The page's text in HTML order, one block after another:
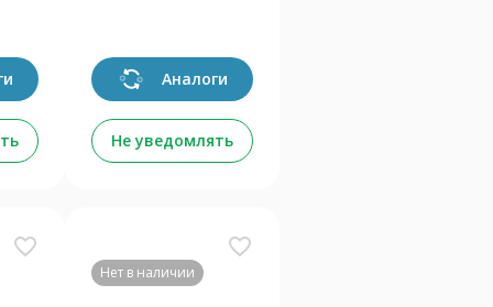
Аналоги
Не уведомлять
favorite_border favorite_border
Нет в наличии